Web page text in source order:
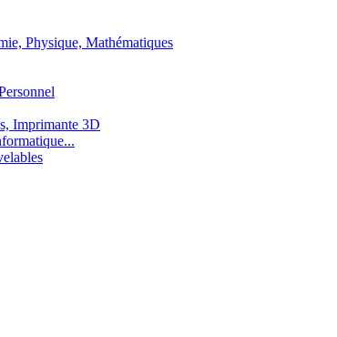
Physique, Mathématiques
Imprimante 3D